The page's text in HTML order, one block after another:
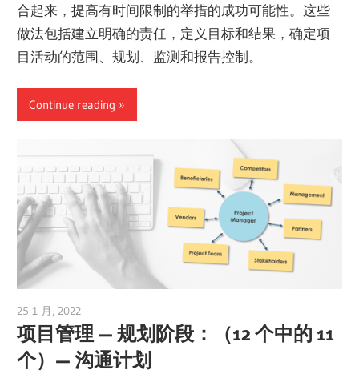
合起来，提高有时间限制的举措的成功可能性。这些
做法包括建立明确的责任，定义目标和结果，确定项
目活动的范围、规划、监测和报告控制。
Continue reading
25 1 月, 2022
项目管理 — 规划阶段：（12 个中的 11
个）— 沟通计划